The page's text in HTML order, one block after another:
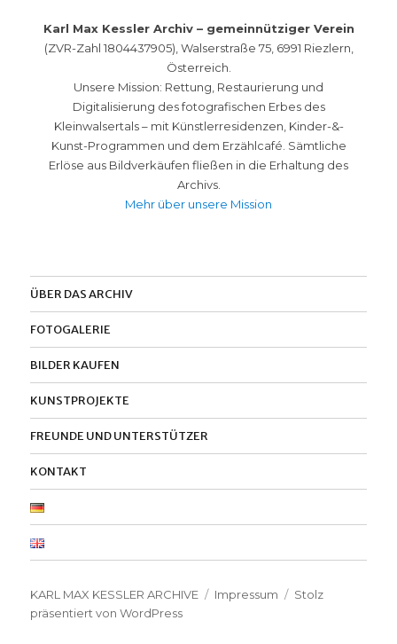
Karl Max Kessler Archiv – gemeinnütziger Verein
(ZVR-Zahl 1804437905), Walserstraße 75, 6991 Riezlern,
Österreich.
Unsere Mission: Rettung, Restaurierung und
Digitalisierung des fotografischen Erbes des
Kleinwalsertals – mit Künstlerresidenzen, Kinder-&-
Kunst-Programmen und dem Erzählcafé. Sämtliche
Erlöse aus Bildverkäufen fließen in die Erhaltung des
Archivs.
Mehr über unsere Mission
ÜBER DAS ARCHIV
FOTOGALERIE
BILDER KAUFEN
KUNSTPROJEKTE
FREUNDE UND UNTERSTÜTZER
KONTAKT
KARL MAX KESSLER ARCHIVE Impressum
Stolz
präsentiert von WordPress